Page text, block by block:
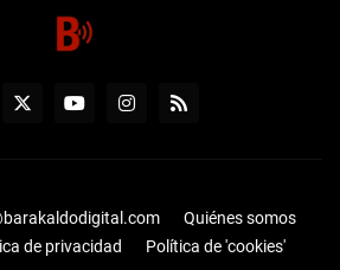
Quiénes somos
de privacidad Política de 'cookies'